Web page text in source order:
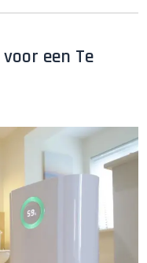
een Te